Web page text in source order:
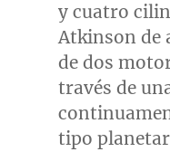
y cuatro
Atkinson de
de dos
través de
tipo